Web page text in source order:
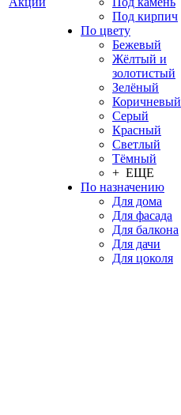
Под кирпич
По цвету
Бежевый
Жёлтый и
золотистый
Зелёный
Коричневый
Серый
Красный
Светлый
Тёмный
+ ЕЩЕ
По назначению
Для дома
Для фасада
Для балкона
Для дачи
Для цоколя